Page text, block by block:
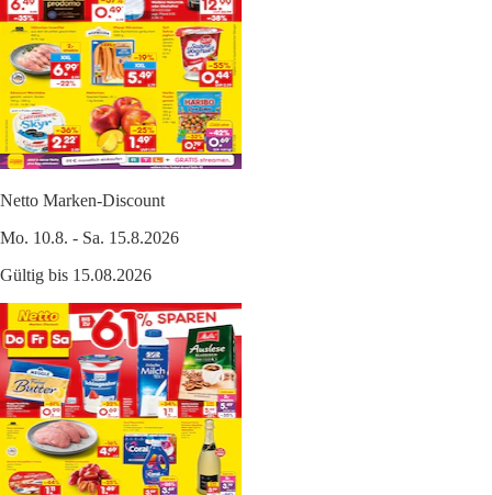
Netto Marken-Discount
Mo. 10.8. - Sa. 15.8.2026
Gültig bis 15.08.2026